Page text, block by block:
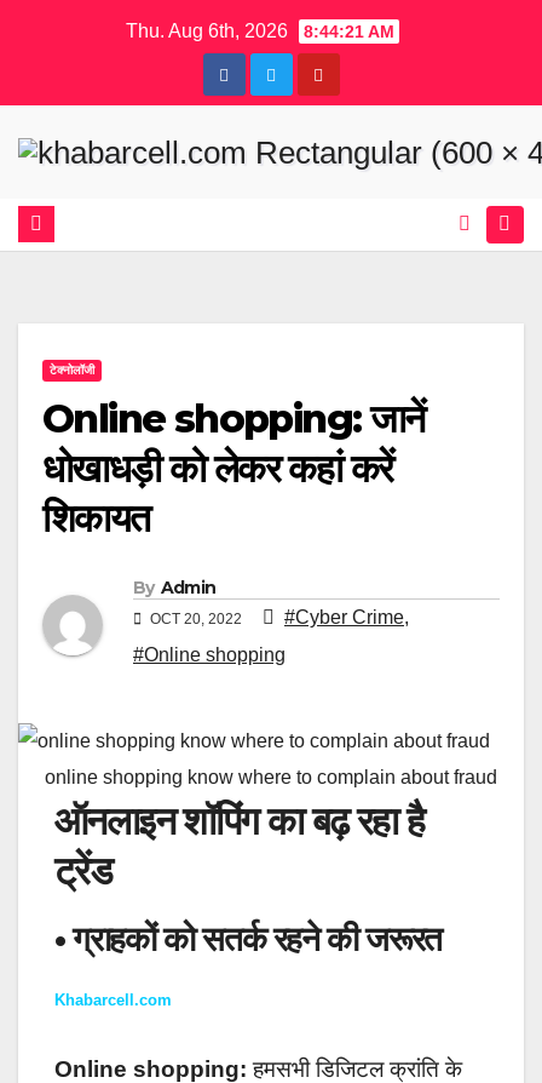
Thu. Aug 6th, 2026 8:44:21 AM
टेक्नोलॉजी
Online shopping: जानें
धोखाधड़ी को लेकर कहां करें
शिकायत
By Admin
OCT 20, 2022 #Cyber Crime,
#Online shopping
online shopping know where to complain about fraud
ऑनलाइन शॉपिंग का बढ़ रहा है
ट्रेंड
• ग्राहकों को सतर्क रहने की जरूरत
Khabarcell.com
Online shopping: हमसभी डिजिटल क्रांति के